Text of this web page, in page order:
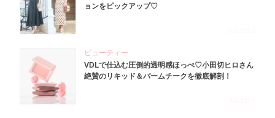
ョンをピックアップ♡
ビューティー
VDLで仕込む圧倒的透明感ほっぺ♡小田切ヒロさん
絶賛のリキッド＆バームチークを徹底解剖！